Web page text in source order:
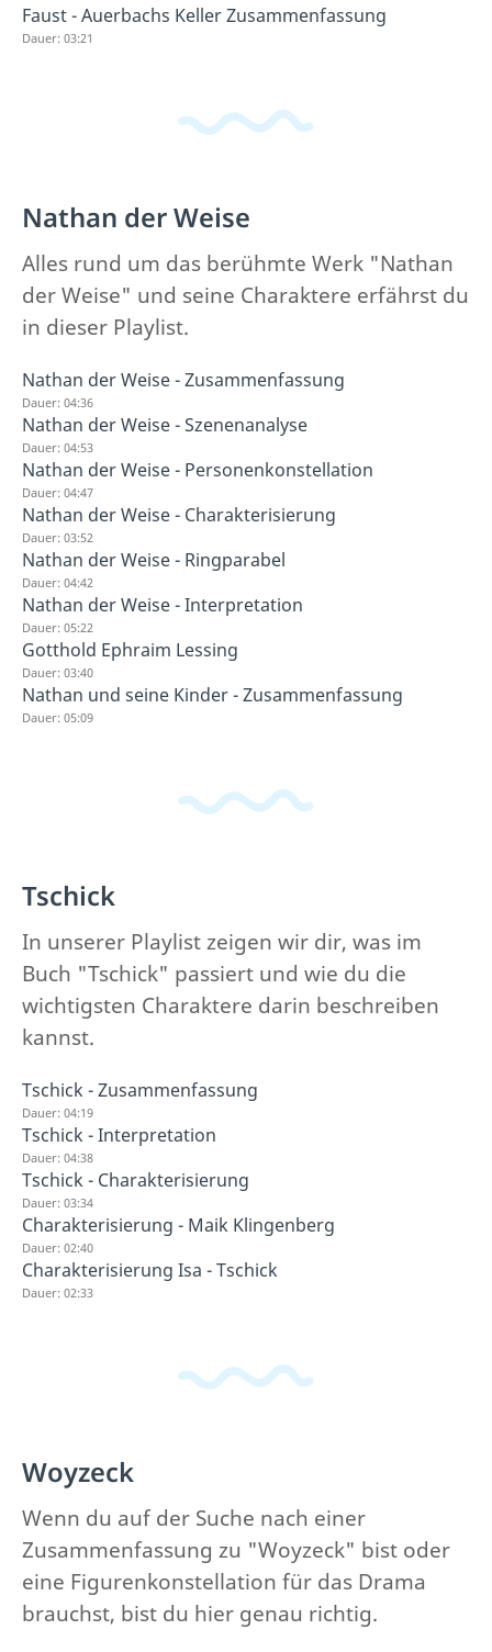
Faust - Auerbachs Keller Zusammenfassung
Dauer: 03:21
Nathan der Weise
Alles rund um das berühmte Werk "Nathan
der Weise" und seine Charaktere erfährst du
in dieser Playlist.
Nathan der Weise - Zusammenfassung
Dauer: 04:36
Nathan der Weise - Szenenanalyse
Dauer: 04:53
Nathan der Weise - Personenkonstellation
Dauer: 04:47
Nathan der Weise - Charakterisierung
Dauer: 03:52
Nathan der Weise - Ringparabel
Dauer: 04:42
Nathan der Weise - Interpretation
Dauer: 05:22
Gotthold Ephraim Lessing
Dauer: 03:40
Nathan und seine Kinder - Zusammenfassung
Dauer: 05:09
Tschick
In unserer Playlist zeigen wir dir, was im
Buch "Tschick" passiert und wie du die
wichtigsten Charaktere darin beschreiben
kannst.
Tschick - Zusammenfassung
Dauer: 04:19
Tschick - Interpretation
Dauer: 04:38
Tschick - Charakterisierung
Dauer: 03:34
Charakterisierung - Maik Klingenberg
Dauer: 02:40
Charakterisierung Isa - Tschick
Dauer: 02:33
Woyzeck
Wenn du auf der Suche nach einer
Zusammenfassung zu "Woyzeck" bist oder
eine Figurenkonstellation für das Drama
brauchst, bist du hier genau richtig.